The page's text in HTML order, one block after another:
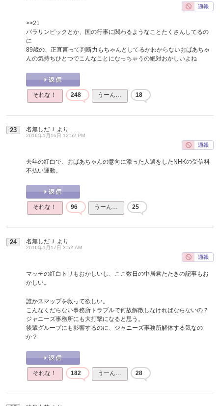
>>21
パラリンピックとか、国の行事に関わるようなことたくさんしてるの
に
89歳の、正直言って判断力もちゃんとしてるかわからないおばあちゃ
んの気持ちひとつでこんなことになっちゃうの絶対おかしいよね
それな！ 248 うーん… 18
23 名無しだＪ より
2016年1月16日 12:52 PM
去年の紅白で、おばあちゃんの意向に添った人選をしたNHKの受信料
不払い運動。
それな！ 96 うーん… 25
24 名無しだＪ より
2016年1月17日 3:52 AM
マッチの紅白トリもおかしいし、ここ数日の中居君たたきの記事もお
かしい。
誰かスマップを救って欲しい。
こんなくだらない事務所トラブルで何故解散しなければならないの？
ジャニーズ事務所にも大打撃になると思う。
後輩グループにも影響するのに、ジャニーズ事務所解体する気なの
か？
それな！ 182 うーん… 28